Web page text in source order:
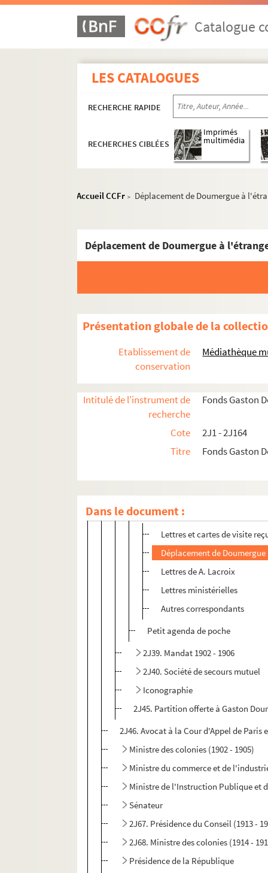
Catalogue
LES CATALOGUES
RECHERCHE RAPIDE
RECHERCHES CIBLÉES
Imprimés
multimédia
Accueil CCFr > Déplacement de Doumergue à
Déplacement de Doumergue à
Présentation globale de la
Etablissement de
conservation
Médiathèque
Intitulé de l'instrument de
recherche
Fonds Gaston
Cote
2J1 - 2J164
Titre
Fonds Gaston
Dans le document :
2J27. Domaine
Gaston Doumergue
Formation
2J33. Cartes de visite personnelles
Carrière de magistrat
Carrière politique
2J36. Cartes de visite
2J37. Mandat 1893 - 1898
Correspondance
Lettres et cartes de visite
Déplacement de
Lettres de A. Lacroix
Lettres ministérielles
Autres correspondants
Petit agenda de poche
2J39. Mandat 1902 - 1906
2J40. Société de secours mutuel
Iconographie
2J45. Partition offerte à Gaston
2J46. Avocat à la Cour d'Appel de Paris
Ministre des colonies (1902 - 1905)
Ministre du commerce et de
Ministre de l'Instruction Publique et
Sénateur
2J67. Présidence du Conseil (1913 -
2J68. Ministre des colonies (1914 -
Présidence de la République